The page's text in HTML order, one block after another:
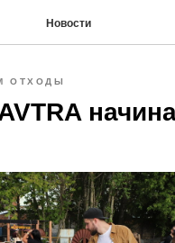
Новости
ОТХОДЫ